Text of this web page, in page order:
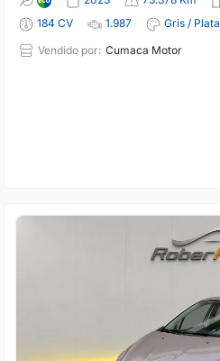
184 CV
1.987
Gris / Plata
Vendido por: Cumaca Motor